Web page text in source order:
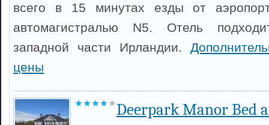
всего в 15 минутах езды от
автомагистралью N5. Отель
западной части Ирландии.
цены
Deerpark Manor Bed